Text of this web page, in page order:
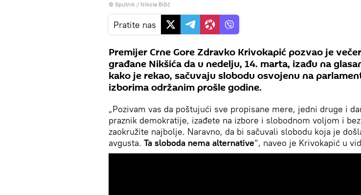
© Sputnik / Nikola Bižić
Pratite nas
Premijer Crne Gore Zdravko Krivokapić pozvao je
građane Nikšića da u nedelju, 14. marta, izađu na
kako je rekao, sačuvaju slobodu osvojenu na
izborima održanim prošle godine.
„Pozivam vas da poštujući sve propisane mere, jedni druge i
praznik demokratije, izađete na izbore i slobodnom voljom i
zaokružite najbolje. Naravno, da bi sačuvali slobodu koja je
avgusta. Ta sloboda nema alternative“, naveo je Krivokapić u